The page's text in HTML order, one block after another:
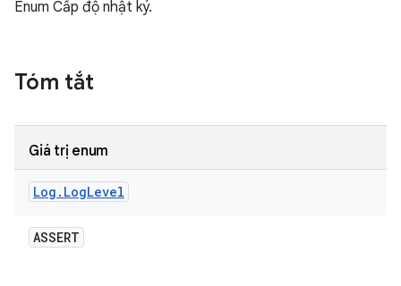
Enum Cấp độ nhật ký.
Tóm tắt
Giá trị enum
Log . LogLevel
ASSERT